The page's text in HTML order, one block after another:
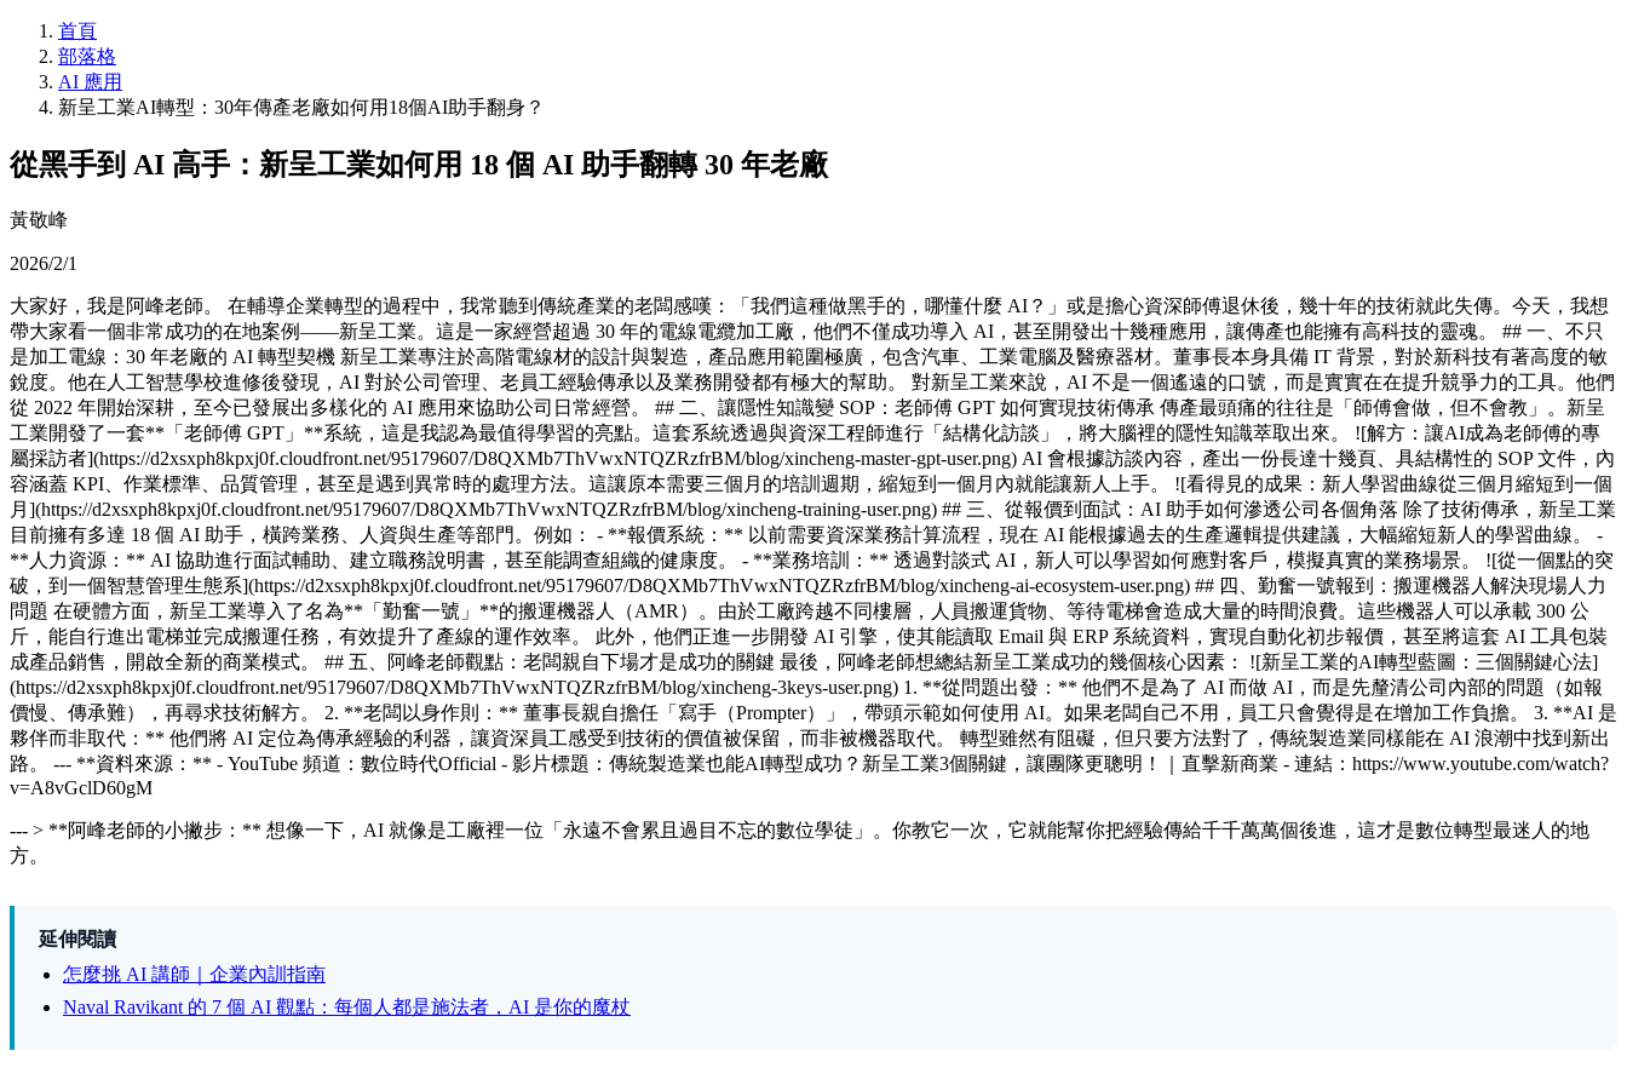
首頁
部落格
AI 應用
新呈工業AI轉型：30年傳產老廠如何用18個AI助手翻身？
從黑手到 AI 高手：新呈工業如何用 18 個 AI 助手翻轉 30 年老廠
黃敬峰
2026/2/1
大家好，我是阿峰老師。 在輔導企業轉型的過程中，我常聽到傳統產業的老闆感嘆：「我們這種做黑手的，哪懂什麼 AI？」或是擔心資深師傅退休後，幾十年的技術就此失傳。今天，我想
帶大家看一個非常成功的在地案例——新呈工業。這是一家經營超過 30 年的電線電纜加工廠，他們不僅成功導入 AI，甚至開發出十幾種應用，讓傳產也能擁有高科技的靈魂。 ## 一、不只
是加工電線：30 年老廠的 AI 轉型契機 新呈工業專注於高階電線材的設計與製造，產品應用範圍極廣，包含汽車、工業電腦及醫療器材。董事長本身具備 IT 背景，對於新科技有著高度的敏
銳度。他在人工智慧學校進修後發現，AI 對於公司管理、老員工經驗傳承以及業務開發都有極大的幫助。 對新呈工業來說，AI 不是一個遙遠的口號，而是實實在在提升競爭力的工具。他們
從 2022 年開始深耕，至今已發展出多樣化的 AI 應用來協助公司日常經營。 ## 二、讓隱性知識變 SOP：老師傅 GPT 如何實現技術傳承 傳產最頭痛的往往是「師傅會做，但不會教」。新呈
工業開發了一套**「老師傅 GPT」**系統，這是我認為最值得學習的亮點。這套系統透過與資深工程師進行「結構化訪談」，將大腦裡的隱性知識萃取出來。 ![解方：讓AI成為老師傅的專
屬採訪者](https://d2xsxph8kpxj0f.cloudfront.net/95179607/D8QXMb7ThVwxNTQZRzfrBM/blog/xincheng-master-gpt-user.png) AI 會根據訪談內容，產出一份長達十幾頁、具結構性的 SOP 文件，內
容涵蓋 KPI、作業標準、品質管理，甚至是遇到異常時的處理方法。這讓原本需要三個月的培訓週期，縮短到一個月內就能讓新人上手。 ![看得見的成果：新人學習曲線從三個月縮短到一個
月](https://d2xsxph8kpxj0f.cloudfront.net/95179607/D8QXMb7ThVwxNTQZRzfrBM/blog/xincheng-training-user.png) ## 三、從報價到面試：AI 助手如何滲透公司各個角落 除了技術傳承，新呈工業
目前擁有多達 18 個 AI 助手，橫跨業務、人資與生產等部門。例如： - **報價系統：** 以前需要資深業務計算流程，現在 AI 能根據過去的生產邏輯提供建議，大幅縮短新人的學習曲線。 -
**人力資源：** AI 協助進行面試輔助、建立職務說明書，甚至能調查組織的健康度。 - **業務培訓：** 透過對談式 AI，新人可以學習如何應對客戶，模擬真實的業務場景。 ![從一個點的突
破，到一個智慧管理生態系](https://d2xsxph8kpxj0f.cloudfront.net/95179607/D8QXMb7ThVwxNTQZRzfrBM/blog/xincheng-ai-ecosystem-user.png) ## 四、勤奮一號報到：搬運機器人解決現場人力
問題 在硬體方面，新呈工業導入了名為**「勤奮一號」**的搬運機器人（AMR）。由於工廠跨越不同樓層，人員搬運貨物、等待電梯會造成大量的時間浪費。這些機器人可以承載 300 公
斤，能自行進出電梯並完成搬運任務，有效提升了產線的運作效率。 此外，他們正進一步開發 AI 引擎，使其能讀取 Email 與 ERP 系統資料，實現自動化初步報價，甚至將這套 AI 工具包裝
成產品銷售，開啟全新的商業模式。 ## 五、阿峰老師觀點：老闆親自下場才是成功的關鍵 最後，阿峰老師想總結新呈工業成功的幾個核心因素： ![新呈工業的AI轉型藍圖：三個關鍵心法]
(https://d2xsxph8kpxj0f.cloudfront.net/95179607/D8QXMb7ThVwxNTQZRzfrBM/blog/xincheng-3keys-user.png) 1. **從問題出發：** 他們不是為了 AI 而做 AI，而是先釐清公司內部的問題（如報
價慢、傳承難），再尋求技術解方。 2. **老闆以身作則：** 董事長親自擔任「寫手（Prompter）」，帶頭示範如何使用 AI。如果老闆自己不用，員工只會覺得是在增加工作負擔。 3. **AI 是
夥伴而非取代：** 他們將 AI 定位為傳承經驗的利器，讓資深員工感受到技術的價值被保留，而非被機器取代。 轉型雖然有阻礙，但只要方法對了，傳統製造業同樣能在 AI 浪潮中找到新出
路。 --- **資料來源：** - YouTube 頻道：數位時代Official - 影片標題：傳統製造業也能AI轉型成功？新呈工業3個關鍵，讓團隊更聰明！｜直擊新商業 - 連結：https://www.youtube.com/watch?
v=A8vGclD60gM
--- > **阿峰老師的小撇步：** 想像一下，AI 就像是工廠裡一位「永遠不會累且過目不忘的數位學徒」。你教它一次，它就能幫你把經驗傳給千千萬萬個後進，這才是數位轉型最迷人的地
方。
延伸閱讀
怎麼挑 AI 講師｜企業內訓指南
Naval Ravikant 的 7 個 AI 觀點：每個人都是施法者，AI 是你的魔杖